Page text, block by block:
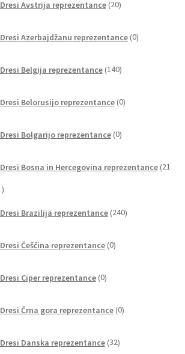
Dresi Avstrija reprezentance 20izdelkov
Dresi Azerbajdžanu reprezentance 0izdelkov
Dresi Belgija reprezentance 140izdelkov
Dresi Belorusijo reprezentance 0izdelkov
Dresi Bolgarijo reprezentance 0izdelkov
Dresi Bosna in Hercegovina reprezentance 21
21
Dresi Brazilija reprezentance 240izdelkov
Dresi Češčina reprezentance 0izdelkov
Dresi Ciper reprezentance 0izdelkov
Dresi Črna gora reprezentance 0izdelkov
Dresi Danska reprezentance 32izdelkov